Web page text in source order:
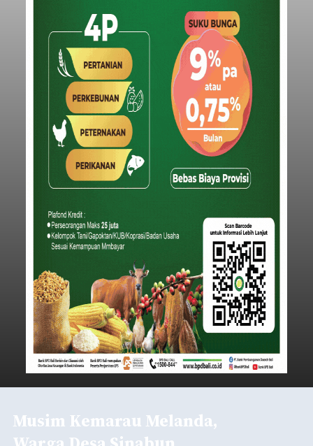
Musim Kemarau Melanda,